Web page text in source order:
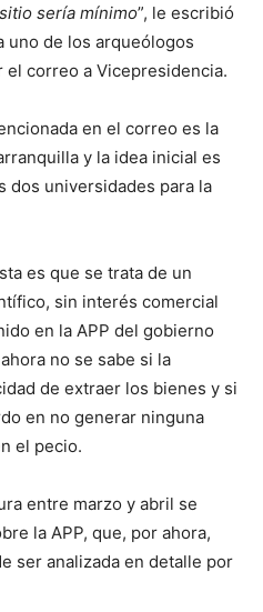
sería mínimo”, le escribió
uno de los arqueólogos
correo a Vicepresidencia.
en el correo es la
y la idea inicial es
dos universidades para la
es que se trata de un
sin interés comercial
en la APP del gobierno
no se sabe si la
de extraer los bienes y si
en no generar ninguna
el pecio.
entre marzo y abril se
la APP, que, por ahora,
ser analizada en detalle por